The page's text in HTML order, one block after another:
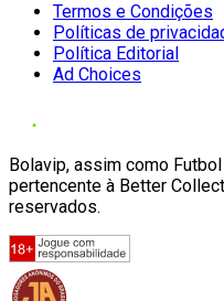
Termos e Condições
Políticas de
Política Editorial
Ad Choices
Bolavip, assim como
pertencente à Better
reservados.